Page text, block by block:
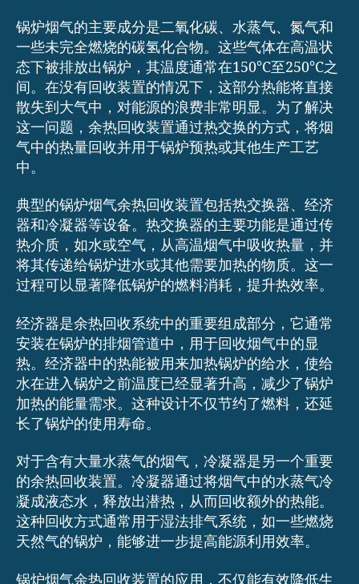
锅炉烟气的主要成分是二氧化碳、水蒸气、氮气和
一些未完全燃烧的碳氢化合物。这些气体在高温状
态下被排放出锅炉，其温度通常在150°C至250°C之
间。在没有回收装置的情况下，这部分热能将直接
散失到大气中，对能源的浪费非常明显。为了解决
这一问题，余热回收装置通过热交换的方式，将烟
气中的热量回收并用于锅炉预热或其他生产工艺
中。
典型的锅炉烟气余热回收装置包括热交换器、经济
器和冷凝器等设备。热交换器的主要功能是通过传
热介质，如水或空气，从高温烟气中吸收热量，并
将其传递给锅炉进水或其他需要加热的物质。这一
过程可以显著降低锅炉的燃料消耗，提升热效率。
经济器是余热回收系统中的重要组成部分，它通常
安装在锅炉的排烟管道中，用于回收烟气中的显
热。经济器中的热能被用来加热锅炉的给水，使给
水在进入锅炉之前温度已经显著升高，减少了锅炉
加热的能量需求。这种设计不仅节约了燃料，还延
长了锅炉的使用寿命。
对于含有大量水蒸气的烟气，冷凝器是另一个重要
的余热回收装置。冷凝器通过将烟气中的水蒸气冷
凝成液态水，释放出潜热，从而回收额外的热能。
这种回收方式通常用于湿法排气系统，如一些燃烧
天然气的锅炉，能够进一步提高能源利用效率。